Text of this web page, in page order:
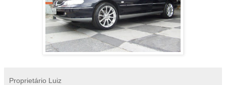
Proprietário Luiz